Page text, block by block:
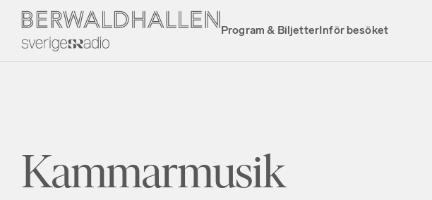
Program & BiljetterInför besöket
Kammarmusik